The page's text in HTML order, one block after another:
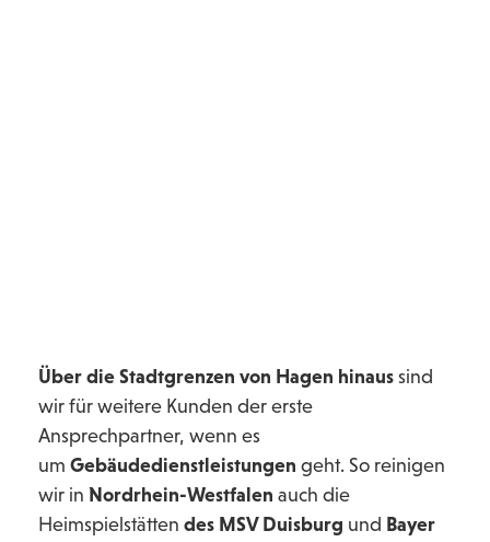
Über die Stadtgrenzen von Hagen hinaus sind
wir für weitere Kunden der erste
Ansprechpartner, wenn es
um Gebäudedienstleistungen geht. So reinigen
wir in Nordrhein-Westfalen auch die
Heimspielstätten des MSV Duisburg und Bayer